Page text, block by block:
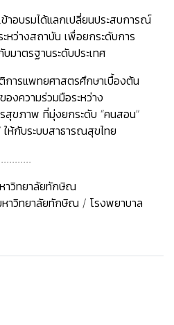
าอบรมได้แลกเปลี่ยนประสบการณ์
หว่างสถาบัน เพื่อยกระดับการ
มาตรฐานระดับประเทศ
การแพทยศาสตรศึกษาเบื้องต้น
งความร่วมมือระหว่าง
สุขภาพ ที่มุ่งยกระดับ “คนสอน”
ห้กับระบบสาธารณสุขไทย
าวิทยาลัยทักษิณ
าวิทยาลัยทักษิณ / โรงพยาบาล